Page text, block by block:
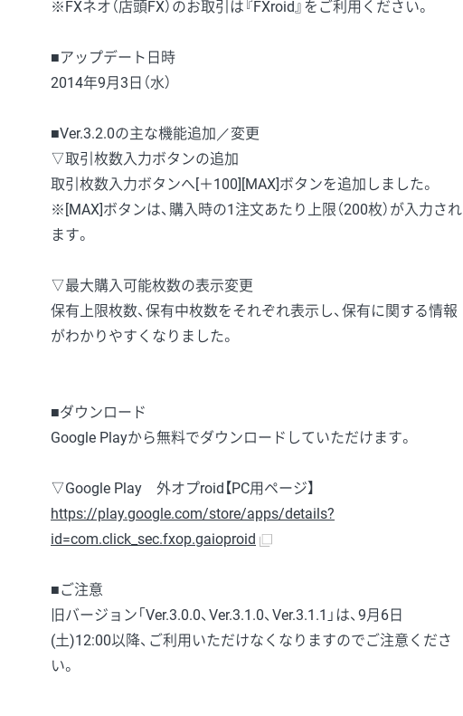
※FXネオ（店頭FX）のお取引は『FXroid』をご利用ください。
■アップデート日時
2014年9月3日（水）
■Ver.3.2.0の主な機能追加／変更
▽取引枚数入力ボタンの追加
取引枚数入力ボタンへ[＋100][MAX]ボタンを追加しました。
※[MAX]ボタンは、購入時の1注文あたり上限（200枚）が入力され
ます。
▽最大購入可能枚数の表示変更
保有上限枚数、保有中枚数をそれぞれ表示し、保有に関する情報
がわかりやすくなりました。
■ダウンロード
Google Playから無料でダウンロードしていただけます。
▽Google Play 外オプroid【PC用ページ】
https://play.google.com/store/apps/details?
id=com.click_sec.fxop.gaioproid
■ご注意
旧バージョン「Ver.3.0.0、Ver.3.1.0、Ver.3.1.1」は、9月6日
(土)12:00以降、ご利用いただけなくなりますのでご注意くださ
い。